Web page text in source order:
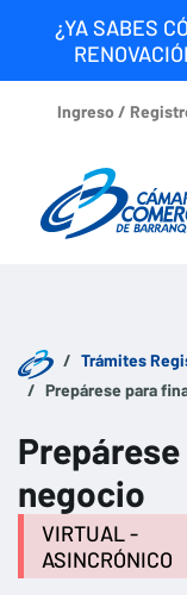
¿YA SABES
Ingreso /
Trámites
Prepárese para
negocio
VIRTUAL -
ASINCRÓNICO